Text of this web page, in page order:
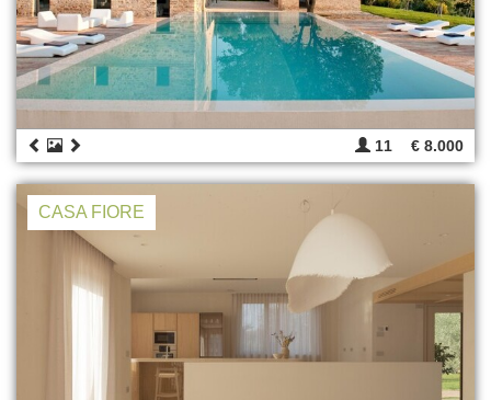
11 € 8.000
CASA FIORE